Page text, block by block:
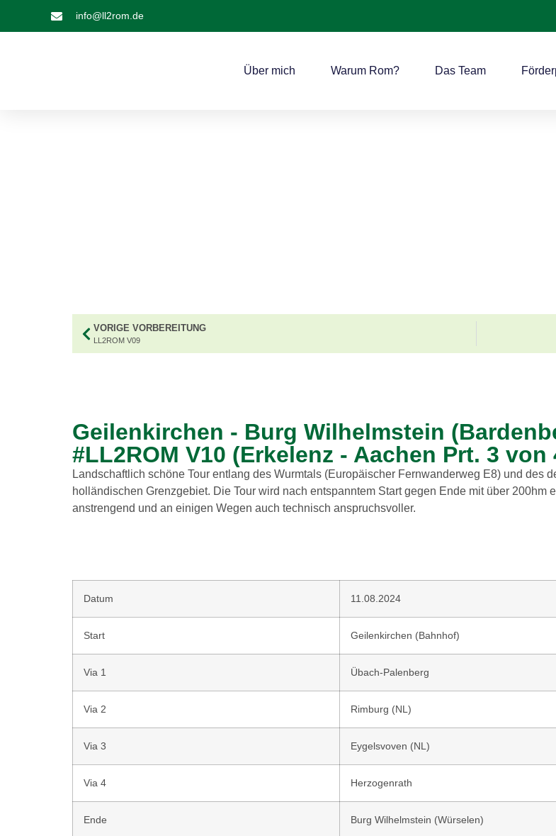
info@ll2rom.de
Über mich Warum Rom? Das Team
VORIGE VORBEREITUNG
LL2ROM V09
Geilenkirchen - Burg Wilhelmstein
#LL2ROM V10 (Erkelenz - Aachen Prt. 3 von
Landschaftlich schöne Tour entlang des Wurmtals (Europäischer Fernwanderweg E8) und des
holländischen Grenzgebiet. Die Tour wird nach entspanntem Start gegen Ende mit über 200hm
anstrengend und an einigen Wegen auch technisch anspruchsvoller.
Datum 11.08.2024
Start Geilenkirchen (Bahnhof)
Via 1 Übach-Palenberg
Via 2 Rimburg (NL)
Via 3 Eygelsvoven (NL)
Via 4 Herzogenrath
Ende Burg Wilhelmstein (Würselen)